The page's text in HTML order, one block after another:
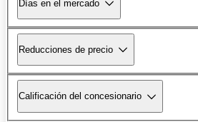
Días en el mercado
Reducciones de precio
Calificación del concesionario